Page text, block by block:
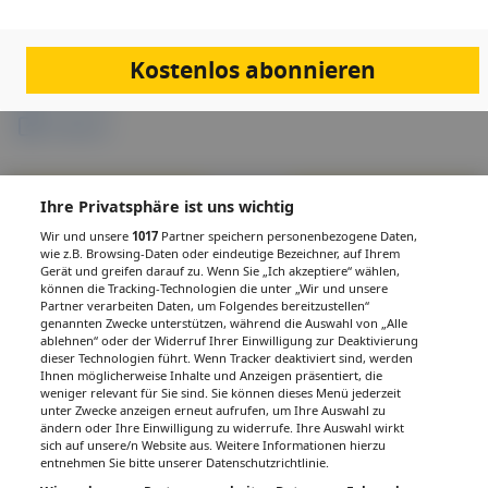
PDF Drucken Teilen
Links & Downloads
Anmeldung
Vorherige Veranstaltung
IMPRESSUM DATENSCHUTZ BAFG NUTZUNGSBEDINGUNGEN
MEDIADATEN & TARIFE PRESSE ZWECKE ANZEIGEN
© 2026Gesund.at– All rights reserved – Patientenwissen:
Ihre Privatsphäre ist uns wichtig
Wir und unsere1017 Partner speichern personenbezogene Daten,
wie z.B. Browsing-Daten oder eindeutige Bezeichner, auf Ihrem
Gerät und greifen darauf zu. Wenn Sie „Ich akzeptiere“ wählen,
können die Tracking-Technologien die unter „Wir und unsere
Partner verarbeiten Daten, um Folgendes bereitzustellen“
genannten Zwecke unterstützen, während die Auswahl von „Alle
ablehnen“ oder der Widerruf Ihrer Einwilligung zur Deaktivierung
dieser Technologien führt. Wenn Tracker deaktiviert sind, werden
Ihnen möglicherweise Inhalte und Anzeigen präsentiert, die
weniger relevant für Sie sind. Sie können dieses Menü jederzeit
unter Zwecke anzeigen erneut aufrufen, um Ihre Auswahl zu
ändern oder Ihre Einwilligung zu widerrufe. Ihre Auswahl wirkt
sich auf unsere/n Website aus. Weitere Informationen hierzu
entnehmen Sie bitte unserer Datenschutzrichtlinie.
Kostenlos abonnieren